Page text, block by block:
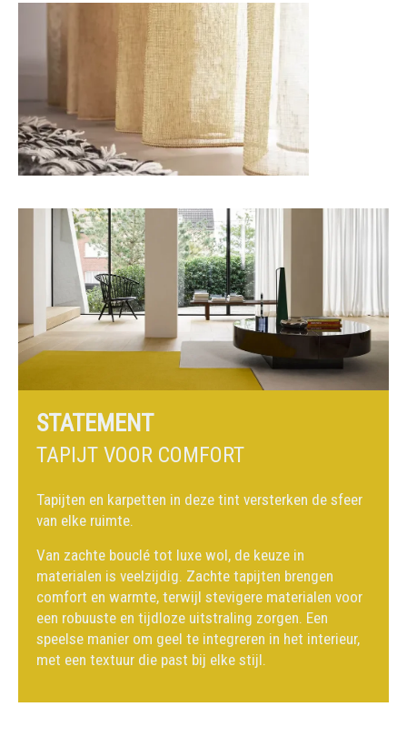
STATEMENT
TAPIJT VOOR COMFORT
Tapijten en karpetten in deze tint versterken de sfeer
van elke ruimte.
Van zachte bouclé tot luxe wol, de keuze in
materialen is veelzijdig. Zachte tapijten brengen
comfort en warmte, terwijl stevigere materialen voor
een robuuste en tijdloze uitstraling zorgen. Een
speelse manier om geel te integreren in het interieur,
met een textuur die past bij elke stijl.